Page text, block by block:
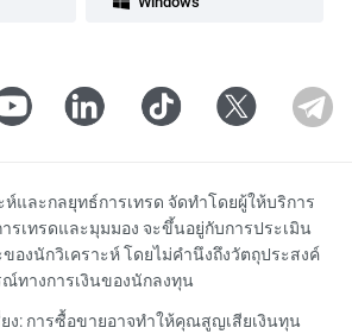
ห์และกลยุทธ์การเทรด จัดทำโดยผู้ให้บริการ
รเทรดและมุมมอง จะขึ้นอยู่กับการประเมิน
องนักวิเคราะห์ โดยไม่คำนึงถึงวัตถุประสงค์
ทางการเงินของนักลงทุน
ง: การซื้อขายอาจทำให้คุณสูญเสียเงินทุน